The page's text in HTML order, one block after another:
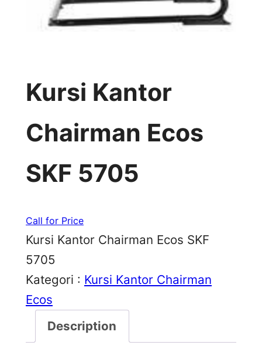
Kursi Kantor
Chairman Ecos
SKF 5705
Call for Price
Kursi Kantor Chairman Ecos SKF
5705
Kategori : Kursi Kantor Chairman
Ecos
Description